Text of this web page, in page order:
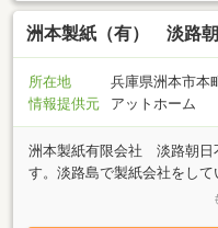
洲本製紙（有） 淡路
所在地
兵庫県洲本市本
情報提供元
アットホーム
洲本製紙有限会社 淡路朝日
す。淡路島で製紙会社をし
産屋を始めました！一人一